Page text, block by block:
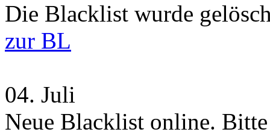
Die Blacklist wurde
zur BL
04. Juli
Neue Blacklist online.